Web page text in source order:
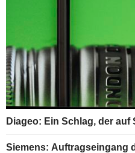
Diageo: Ein Schlag, der
Siemens: Auftragseingang